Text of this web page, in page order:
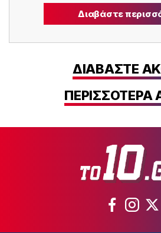
Διαβάστε
ΔΙΑΒΑΣΤΕ
ΠΕΡΙΣΣΟΤΕΡΑ